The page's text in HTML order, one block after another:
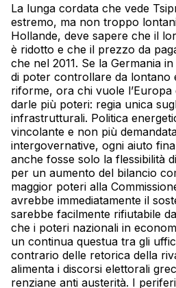
La lunga cordata che vede
estremo, ma non troppo
Hollande, deve sapere che il
è ridotto e che il prezzo da
che nel 2011. Se la Germania
di poter controllare da lontano
riforme, ora chi vuole
darle più poteri: regia unica
infrastrutturali. Politica
vincolante e non più
intergovernative, ogni aiuto
anche fosse solo la flessibilità
per un aumento del bilancio
maggior poteri alla
avrebbe immediatamente il
sarebbe facilmente rifiutabile
che i poteri nazionali in
un continua questua tra gli
contrario delle retorica della
alimenta i discorsi elettorali
renziane anti austerità. I